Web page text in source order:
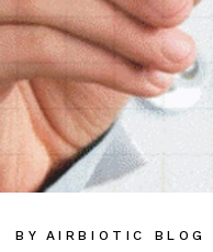
BY AIRBIOTIC BLOG